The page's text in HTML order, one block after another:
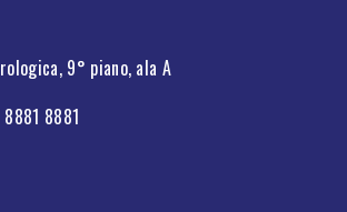
9° piano, ala A
8881 8881